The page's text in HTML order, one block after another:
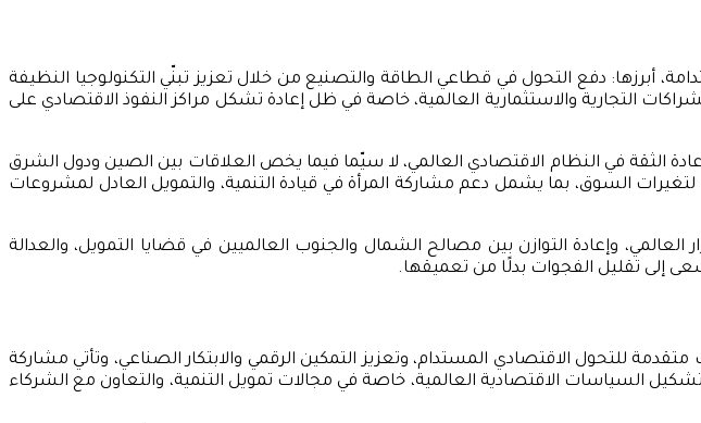
أبرزها: دفع التحول في قطاعي الطاقة والتصنيع من خلال تعزيز تبنّي التكنولوجيا النظيفة
التجارية والاستثمارية العالمية، خاصة في ظل إعادة تشكل مراكز النفوذ الاقتصادي على
الثقة في النظام الاقتصادي العالمي، لا سيّما فيما يخص العلاقات بين الصين ودول الشرق
السوق، بما يشمل دعم مشاركة المرأة في قيادة التنمية، والتمويل العادل لمشروعات
وإعادة التوازن بين مصالح الشمال والجنوب العالميين في قضايا التمويل، والعدالة
إلى تقليل الفجوات بدلًا من تعميقها.
للتحول الاقتصادي المستدام، وتعزيز التمكين الرقمي والابتكار الصناعي، وتأتي مشاركة
تشكيل السياسات الاقتصادية العالمية، خاصة في مجالات تمويل التنمية، والتعاون مع الشركاء